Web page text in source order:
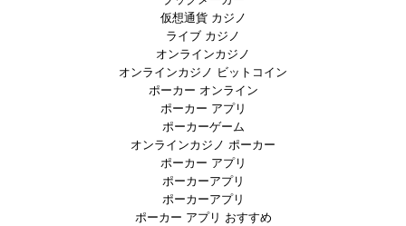
仮想通貨 カジノ
ライブ カジノ
オンラインカジノ
オンラインカジノ ビットコイン
ポーカー オンライン
ポーカー アプリ
ポーカーゲーム
オンラインカジノ ポーカー
ポーカー アプリ
ポーカーアプリ
ポーカーアプリ
ポーカー アプリ おすすめ